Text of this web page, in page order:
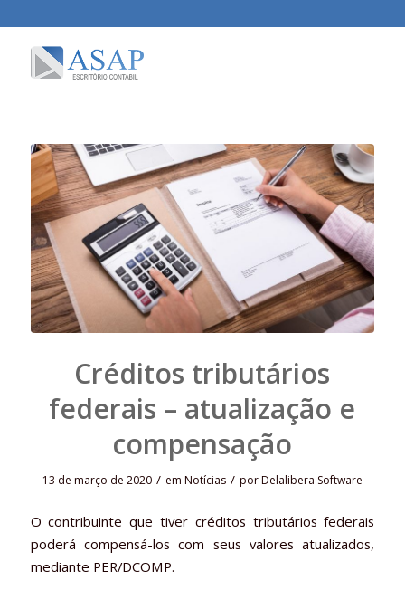
Créditos tributários
federais – atualização e
compensação
13 de março de 2020 / em Notícias / porDelalibera Software
O contribuinte que tiver créditos tributários federais
poderá compensá-los com seus valores atualizados,
mediante PER/DCOMP.